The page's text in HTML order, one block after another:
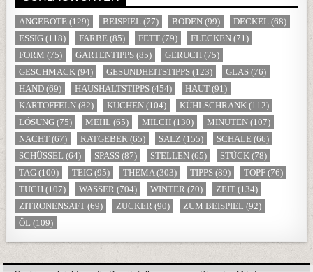
ANGEBOTE (129) BEISPIEL (77) BODEN (99) DECKEL (68)
ESSIG (118) FARBE (85) FETT (79) FLECKEN (71)
FORM (75) GARTENTIPPS (85) GERUCH (75)
GESCHMACK (94) GESUNDHEITSTIPPS (123) GLAS (76)
HAND (69) HAUSHALTSTIPPS (454) HAUT (91)
KARTOFFELN (82) KUCHEN (104) KÜHLSCHRANK (112)
LÖSUNG (75) MEHL (65) MILCH (130) MINUTEN (107)
NACHT (67) RATGEBER (65) SALZ (155) SCHALE (66)
SCHÜSSEL (64) SPASS (87) STELLEN (65) STÜCK (78)
TAG (100) TEIG (95) THEMA(303) TIPPS (89) TOPF (76)
TUCH (107) WASSER (704) WINTER (70) ZEIT (134)
ZITRONENSAFT (69) ZUCKER (90) ZUM BEISPIEL (92)
ÖL (109)